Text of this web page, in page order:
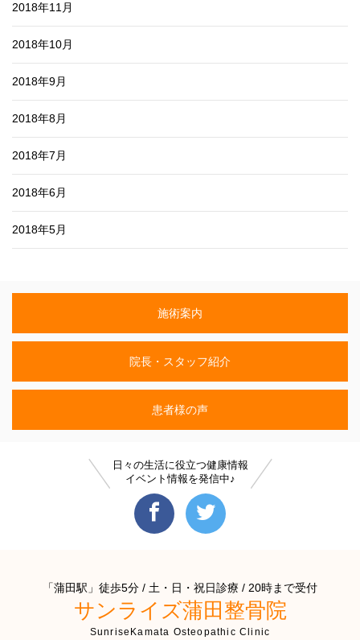
2018年11月
2018年10月
2018年9月
2018年8月
2018年7月
2018年6月
2018年5月
施術案内
院長・スタッフ紹介
患者様の声
日々の生活に役立つ健康情報
イベント情報を発信中♪
「蒲田駅」徒歩5分 / 土・日・祝日診療 / 20時まで受付
サンライズ蒲田整骨院
SunriseKamata Osteopathic Clinic